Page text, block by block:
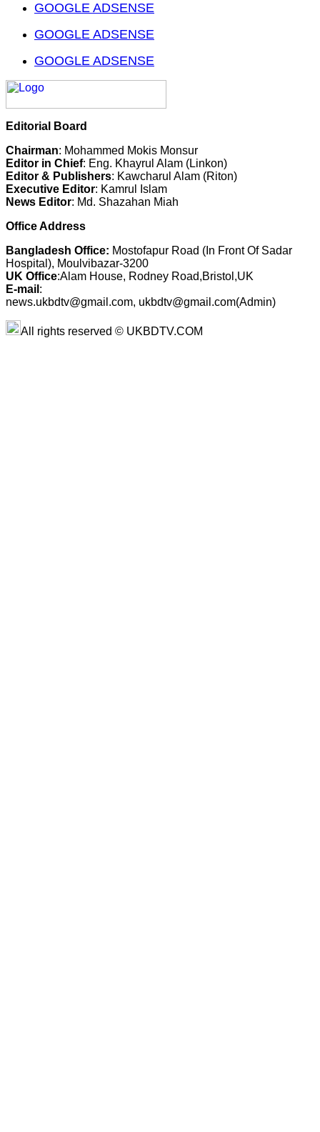
GOOGLE ADSENSE
GOOGLE ADSENSE
GOOGLE ADSENSE
Editorial Board
Chairman: Mohammed Mokis Monsur
Editor in Chief: Eng. Khayrul Alam (Linkon)
Editor & Publishers: Kawcharul Alam (Riton)
Executive Editor: Kamrul Islam
News Editor: Md. Shazahan Miah
Office Address
Bangladesh Office: Mostofapur Road (In Front Of Sadar
Hospital), Moulvibazar-3200
UK Office:Alam House, Rodney Road,Bristol,UK
E-mail :
news.ukbdtv@gmail.com, ukbdtv@gmail.com(Admin)
All rights reserved © UKBDTV.COM